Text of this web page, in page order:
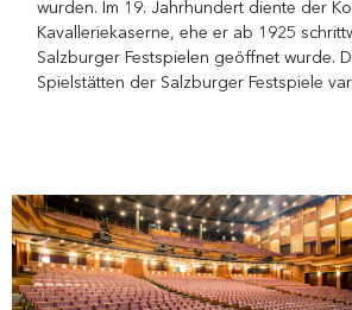
wurden. Im 19. Jahrhundert diente der
Kavalleriekaserne, ehe er ab 1925
Salzburger Festspielen geöffnet wurde.
Spielstätten der Salzburger Festspiele